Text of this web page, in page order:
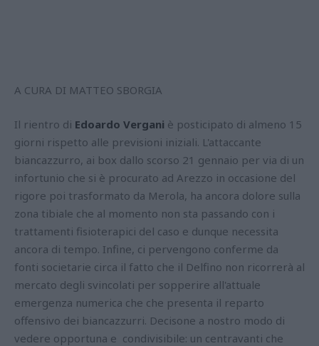
A CURA DI MATTEO SBORGIA
Il rientro di Edoardo Vergani è posticipato di almeno 15
giorni rispetto alle previsioni iniziali. L'attaccante
biancazzurro, ai box dallo scorso 21 gennaio per via di un
infortunio che si è procurato ad Arezzo in occasione del
rigore poi trasformato da Merola, ha ancora dolore sulla
zona tibiale che al momento non sta passando con i
trattamenti fisioterapici del caso e dunque necessita
ancora di tempo. Infine, ci pervengono conferme da
fonti societarie circa il fatto che il Delfino non ricorrerà al
mercato degli svincolati per sopperire all'attuale
emergenza numerica che che presenta il reparto
offensivo dei biancazzurri. Decisone a nostro modo di
vedere opportuna e condivisibile: un centravanti che